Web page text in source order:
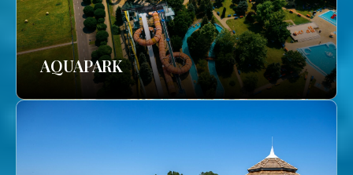
AQUAPARK